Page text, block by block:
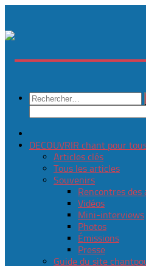
content
Rechercher :
DECOUVRIR chant pour
Articles clés
Tous les articles
Souvenirs
Rencontres des
Vidéos
Mini-interviews
Photos
Émissions
Presse
Guide du site